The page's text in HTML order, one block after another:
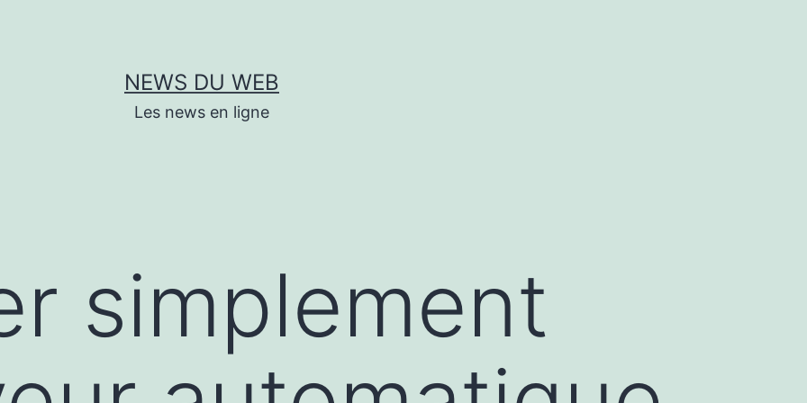
NEWS DU WEB
Les news en ligne
simplement